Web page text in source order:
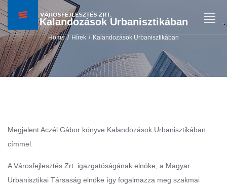
Kalandozások Urbanisztikában
Home / Hírek / Kalandozások Urbanisztikában
Megjelent Aczél Gábor könyve Kalandozások Urbanisztikában
címmel.
A Városfejlesztés Zrt. igazgatóságának elnöke, a Magyar
Urbanisztikai Társaság elnöke így fogalmazza meg szakmai